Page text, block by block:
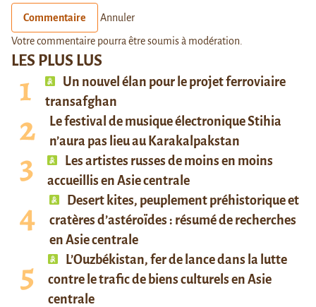
LES PLUS LUS
Un nouvel élan pour le projet ferroviaire
transafghan
Le festival de musique électronique Stihia
n’aura pas lieu au Karakalpakstan
Les artistes russes de moins en moins
accueillis en Asie centrale
Desert kites, peuplement préhistorique et
cratères d’astéroïdes : résumé de recherches
en Asie centrale
L’Ouzbékistan, fer de lance dans la lutte
contre le trafic de biens culturels en Asie
centrale
Commentaire Annuler
Votre commentaire pourra être soumis à modération.